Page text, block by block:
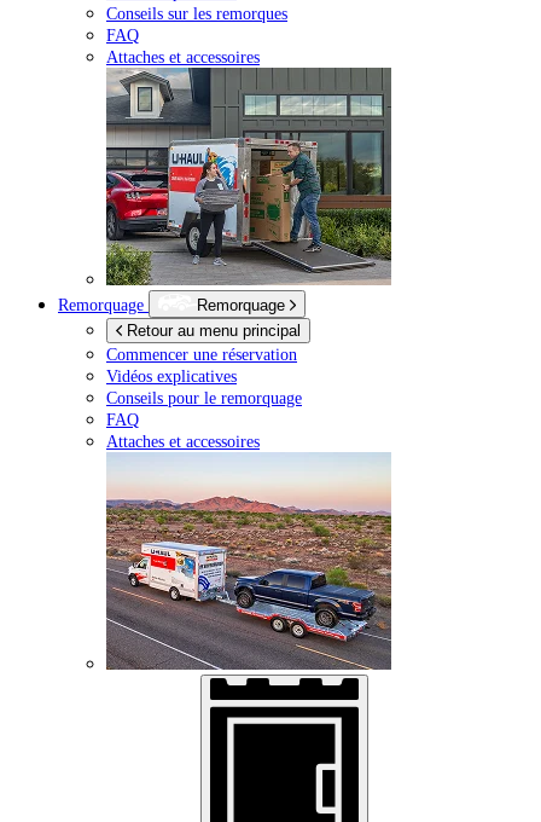
Conseils sur les remorques
FAQ
Attaches et accessoires
Remorquage
Remorquage
Retour au menu principal
Commencer une réservation
Vidéos explicatives
Conseils pour le remorquage
FAQ
Attaches et accessoires